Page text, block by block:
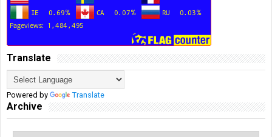
Translate
Powered by Translate
Archive